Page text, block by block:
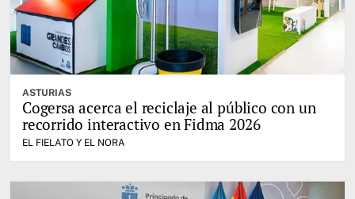
ASTURIAS
Cogersa acerca el reciclaje al público con un
recorrido interactivo en Fidma 2026
EL FIELATO Y EL NORA